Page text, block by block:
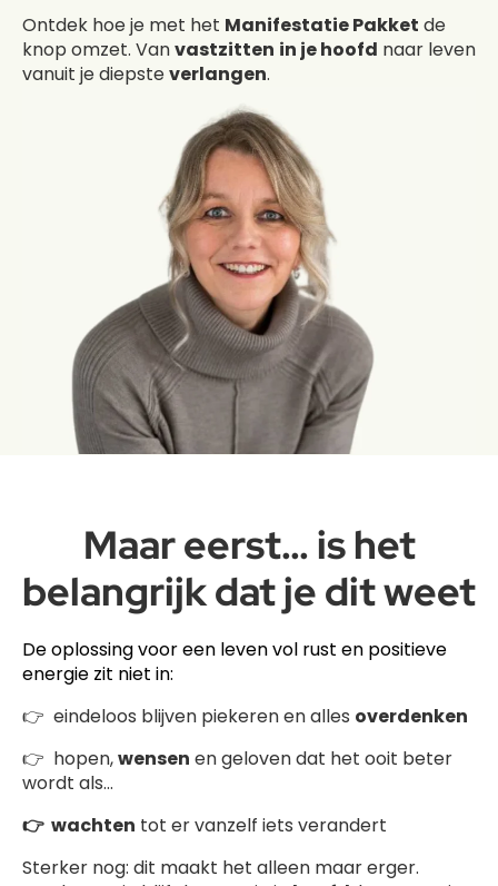
Ontdek hoe je met het Manifestatie Pakket de
knop omzet. Vanvastzitten in je hoofd naar leven
vanuit je diepsteverlangen.
Maar eerst… is het
belangrijk dat je dit weet
De oplossing voor een leven vol rust en positieve
energie zit niet in:
👉 eindeloos blijven piekeren en alles overdenken
👉 hopen,wensen en geloven dat het ooit beter
wordt als...
👉 wachten tot er vanzelf iets verandert
Sterker nog: dit maakt het alleen maar erger.